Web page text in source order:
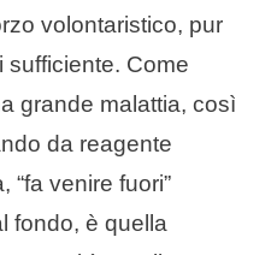
volontaristico, pur
sufficiente. Come
grande malattia, così
da reagente
“fa venire fuori”
fondo, è quella